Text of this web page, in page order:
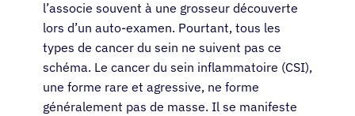
l’associe souvent à une grosseur découverte
lors d’un auto-examen. Pourtant, tous les
types de cancer du sein ne suivent pas ce
schéma. Le cancer du sein inflammatoire (CSI),
une forme rare et agressive, ne forme
généralement pas de masse. Il se manifeste